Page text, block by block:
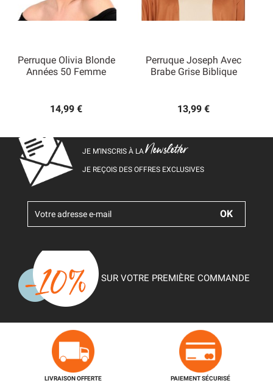
Perruque Olivia Blonde
Années 50 Femme
14,99 €
Perruque Joseph Avec
Brabe Grise Biblique
13,99 €
JE M’INSCRIS À LANewsletter
JE REÇOIS DES OFFRES EXCLUSIVES
SUR VOTRE PREMIÈRE COMMANDE
LIVRAISON OFFERTE
PAIEMENT SÉCURISÉ